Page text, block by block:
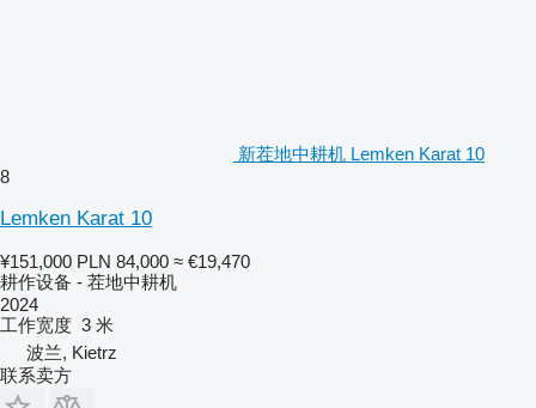
新茬地中耕机 Lemken Karat 10
8
Lemken Karat 10
¥151,000 PLN 84,000 ≈ €19,470
耕作设备 - 茬地中耕机
2024
工作宽度 3 米
波兰, Kietrz
联系卖方